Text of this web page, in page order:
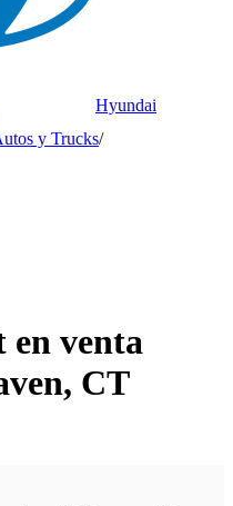
Hyundai
y Trucks/
en venta
CT